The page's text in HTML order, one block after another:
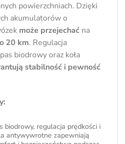
powierzchniach. Dzięki
akumulatorów o
może przejechać na
20 km. Regulacja
biodrowy oraz koła
stabilność i pewność
biodrowy, regulacja prędkości i
antywywrotne zapewniają